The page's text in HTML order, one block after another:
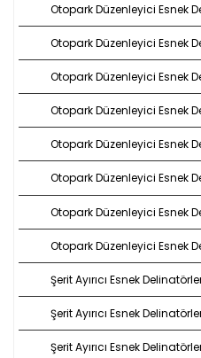
Otopark Düzenleyici Esnek
Otopark Düzenleyici Esnek
Otopark Düzenleyici Esnek
Otopark Düzenleyici Esnek
Otopark Düzenleyici Esnek
Otopark Düzenleyici Esnek
Otopark Düzenleyici Esnek
Otopark Düzenleyici Esnek
Şerit Ayırıcı Esnek
Şerit Ayırıcı Esnek
Şerit Ayırıcı Esnek